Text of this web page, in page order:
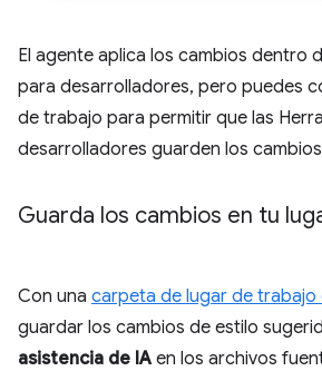
El agente aplica los cambios dentro
para desarrolladores, pero puedes
de trabajo para permitir que las
desarrolladores guarden los
Guarda los cambios en tu
Con una carpeta de lugar de
guardar los cambios de estilo
asistencia de IA en los archivos